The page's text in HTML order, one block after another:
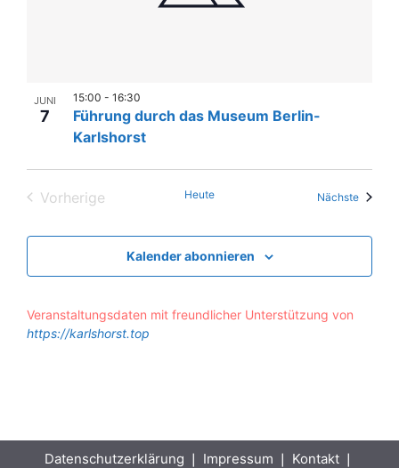
JUNI
7
Führung durch das Museum Berlin-
Karlshorst
15:00 - 16:30
Vorherige
Heute Nächste
Kalender abonnieren
Veranstaltungsdaten mit freundlicher Unterstützung von
https://karlshorst.top
Datenschutzerklärung ❘ Impressum ❘ Kontakt ❘